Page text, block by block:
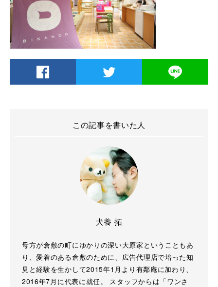
この記事を書いた人
犬養 拓
母方が倉敷の町にゆかりの深い大原家ということもあ
り、愛着のある倉敷のために、広告代理店で培った知
見と経験を生かして2015年1月より有鄰庵に加わり、
2016年7月に代表に就任。 スタッフからは「ワンさ